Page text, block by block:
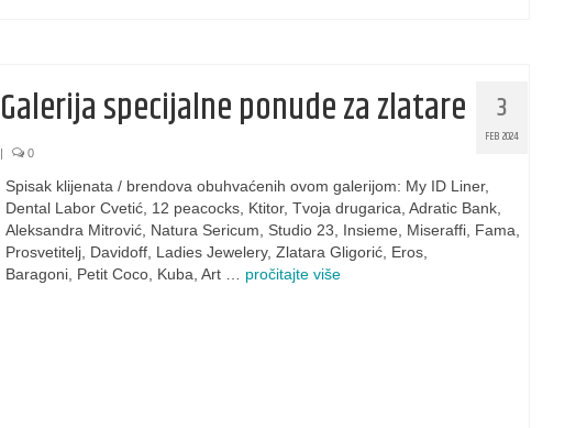
3
FEB 2024
Galerija specijalne ponude za zlatare
0
Spisak klijenata / brendova obuhvaćenih ovom galerijom: My ID Liner,
Dental Labor Cvetić, 12 peacocks, Ktitor, Tvoja drugarica, Adratic Bank,
Aleksandra Mitrović, Natura Sericum, Studio 23, Insieme, Miseraffi, Fama,
Prosvetitelj, Davidoff, Ladies Jewelery, Zlatara Gligorić, Eros,
Baragoni, Petit Coco, Kuba, Art … pročitajte više